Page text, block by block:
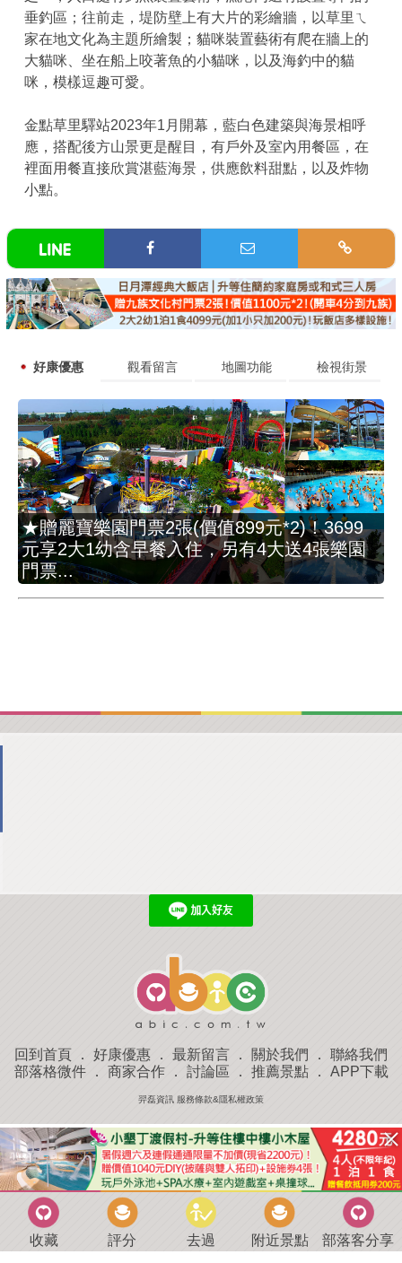
垂釣區；往前走，堤防壁上有大片的彩繪牆，以草里ㄟ
家在地文化為主題所繪製；貓咪裝置藝術有爬在牆上的
大貓咪、坐在船上咬著魚的小貓咪，以及海釣中的貓
咪，模樣逗趣可愛。
金點草里驛站2023年1月開幕，藍白色建築與海景相呼
應，搭配後方山景更是醒目，有戶外及室內用餐區，在
裡面用餐直接欣賞湛藍海景，供應飲料甜點，以及炸物
小點。
好康優惠 觀看留言 地圖功能 檢視街景
★贈麗寶樂園門票2張(價值899元*2)！3699
元享2大1幼含早餐入住，另有4大送4張樂園
門票...
回到首頁 ． 好康優惠 ． 最新留言 ． 關於我們 ． 聯絡我們
部落格微件． 商家合作． 討論區 ． 推薦景點． APP下載
羿磊資訊 服務條款&隱私權政策
收藏 評分 去過 附近景點 部落客分享